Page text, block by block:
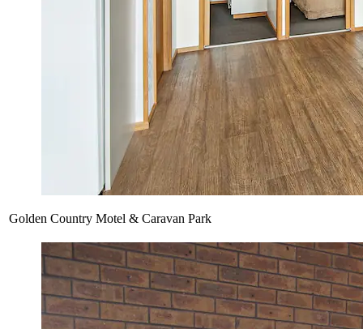
Golden Country Motel & Caravan Park